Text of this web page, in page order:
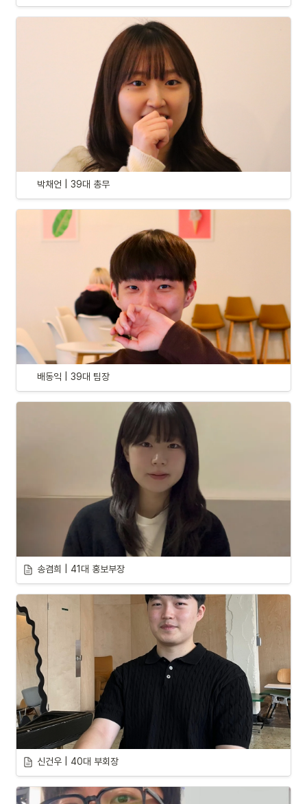
박채언 | 39대 총무
배동익 | 39대 팀장
송겸희 | 41대 홍보부장
신건우 | 40대 부회장